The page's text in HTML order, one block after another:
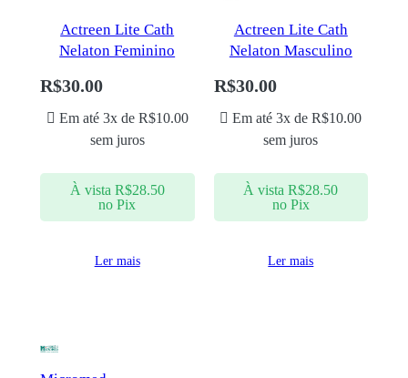
Actreen Lite Cath
Nelaton Feminino
R$30.00
Em até 3x de R$10.00
sem juros
À vista R$28.50
no Pix
Ler mais
Actreen Lite Cath
Nelaton Masculino
R$30.00
Em até 3x deR$10.00
sem juros
À vista R$28.50
no Pix
Ler mais